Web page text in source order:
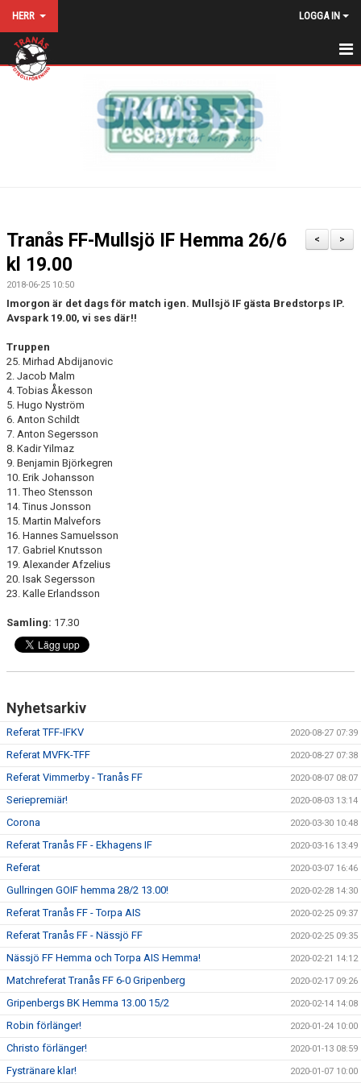
HERR LOGGA IN
HEM
BILDGALLERI
DOKUMENT
MATCHSTÄLL
KONTAKT
>
<
Tranås FF-Mullsjö IF Hemma 26/6
kl 19.00
2018-06-25 10:50
Imorgon är det dags för match igen. Mullsjö IF gästa Bredstorps IP.
Avspark 19.00, vi ses där!!
Truppen
25. Mirhad Abdijanovic
2. Jacob Malm
4. Tobias Åkesson
5. Hugo Nyström
6. Anton Schildt
7. Anton Segersson
8. Kadir Yilmaz
9. Benjamin Björkegren
10. Erik Johansson
11. Theo Stensson
14. Tinus Jonsson
15. Martin Malvefors
16. Hannes Samuelsson
17. Gabriel Knutsson
19. Alexander Afzelius
20. Isak Segersson
23. Kalle Erlandsson
Samling: 17.30
Nyhetsarkiv
Referat TFF-IFKV 2020-08-27 07:39
Referat MVFK-TFF 2020-08-27 07:38
Referat Vimmerby - Tranås FF 2020-08-07 08:07
Seriepremiär! 2020-08-03 13:14
Corona 2020-03-30 10:48
Referat Tranås FF - Ekhagens IF 2020-03-16 13:49
Referat 2020-03-07 16:46
Gullringen GOIF hemma 28/2 13.00! 2020-02-28 14:30
Referat Tranås FF - Torpa AIS 2020-02-25 09:37
Referat Tranås FF - Nässjö FF 2020-02-25 09:35
Nässjö FF Hemma och Torpa AIS Hemma! 2020-02-21 14:12
Matchreferat Tranås FF 6-0 Gripenberg 2020-02-17 09:26
Gripenbergs BK Hemma 13.00 15/2 2020-02-14 14:08
Robin förlänger! 2020-01-24 10:00
Christo förlänger! 2020-01-13 08:59
Fystränare klar! 2020-01-07 10:00